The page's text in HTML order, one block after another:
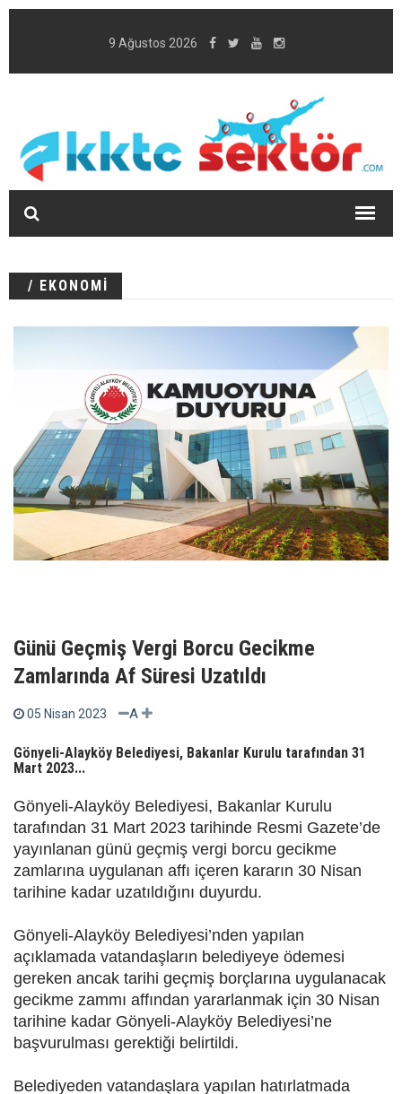
9 Ağustos 2026
/ EKONOMİ
Günü Geçmiş Vergi Borcu Gecikme
Zamlarında Af Süresi Uzatıldı
05 Nisan 2023 A
Gönyeli-Alayköy Belediyesi, Bakanlar Kurulu tarafından 31
Mart 2023...
Gönyeli-Alayköy Belediyesi, Bakanlar Kurulu
tarafından 31 Mart 2023 tarihinde Resmi Gazete’de
yayınlanan günü geçmiş vergi borcu gecikme
zamlarına uygulanan affı içeren kararın 30 Nisan
tarihine kadar uzatıldığını duyurdu.
Gönyeli-Alayköy Belediyesi’nden yapılan
açıklamada vatandaşların belediyeye ödemesi
gereken ancak tarihi geçmiş borçlarına uygulanacak
gecikme zammı affından yararlanmak için 30 Nisan
tarihine kadar Gönyeli-Alayköy Belediyesi’ne
başvurulması gerektiği belirtildi.
Belediyeden vatandaşlara yapılan hatırlatmada